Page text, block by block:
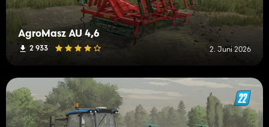
AgroMasz AU 4,6
2 933 2. Juni 2026